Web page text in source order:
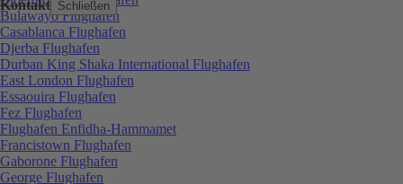
Kontakt Schließen
Bulawayo Flughafen
Casablanca Flughafen
Djerba Flughafen
Durban King Shaka International Flughafen
East London Flughafen
Essaouira Flughafen
Fez Flughafen
Flughafen Enfidha-Hammamet
Francistown Flughafen
Gaborone Flughafen
George Flughafen